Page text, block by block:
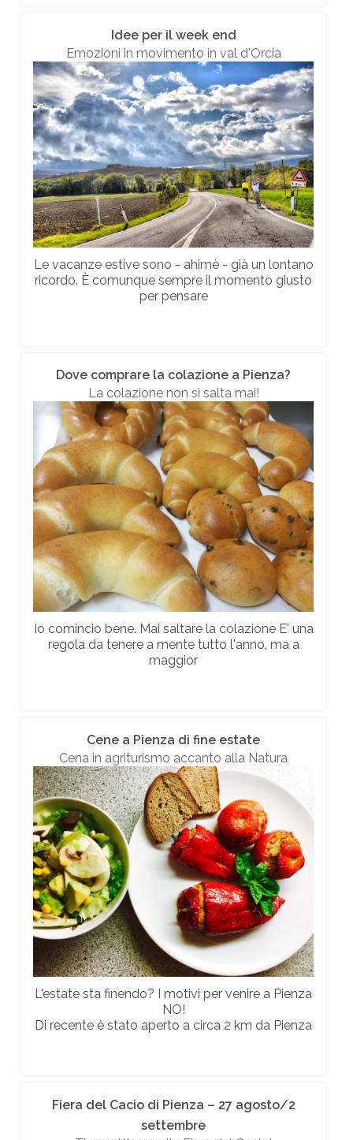
Idee per il week end
Emozioni in movimento in val d'Orcia
Le vacanze estive sono - ahimè - già un lontano
ricordo. È comunque sempre il momento giusto
per pensare
Dove comprare la colazione a Pienza?
La colazione non si salta mai!
Io comincio bene. Mai saltare la colazione E' una
regola da tenere a mente tutto l'anno, ma a
maggior
Cene a Pienza di fine estate
Cena in agriturismo accanto alla Natura
L'estate sta finendo? I motivi per venire a Pienza
NO!
Di recente è stato aperto a circa 2 km da Pienza
Fiera del Cacio di Pienza – 27 agosto/2
settembre